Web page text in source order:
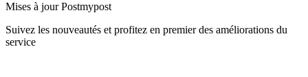
Mises à jour Postmypost
Suivez les nouveautés et profitez en premier des améliorations du
service